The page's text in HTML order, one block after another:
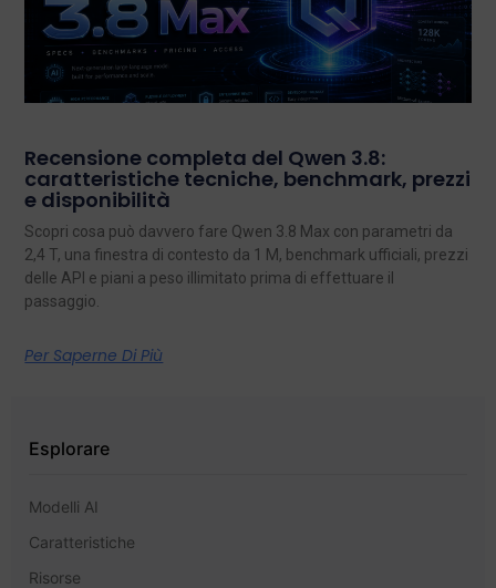
Recensione completa del Qwen 3.8:
caratteristiche tecniche, benchmark, prezzi
e disponibilità
Scopri cosa può davvero fare Qwen 3.8 Max con parametri da
2,4 T, una finestra di contesto da 1 M, benchmark ufficiali, prezzi
delle API e piani a peso illimitato prima di effettuare il
passaggio.
Per Saperne Di Più
Esplorare
Modelli AI
Caratteristiche
Risorse